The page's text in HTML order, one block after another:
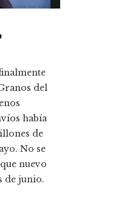
del
había
de
No se
nuevo
de junio.